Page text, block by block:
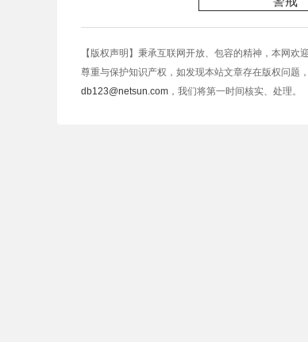
【版权声明】秉承互联网开放、包容的精神，本网
尊重与保护知识产权，如发现本站文章存在版权问题
db123@netsun.com ，我们将第一时间核实、处理。